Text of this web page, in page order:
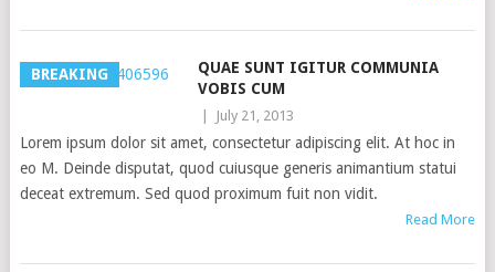
BREAKING
QUAE SUNT IGITUR COMMUNIA
VOBIS CUM
July 21, 2013
Lorem ipsum dolor sit amet, consectetur adipiscing elit. At hoc in
eo M. Deinde disputat, quod cuiusque generis animantium statui
deceat extremum. Sed quod proximum fuit non vidit.
Read More